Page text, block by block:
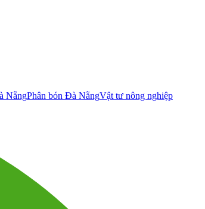
NẵngPhân bón Đà NẵngVật tư nông nghiệp